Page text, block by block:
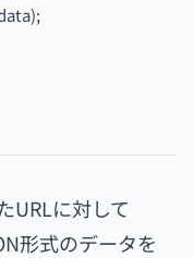
URLに対して
形式のデータを